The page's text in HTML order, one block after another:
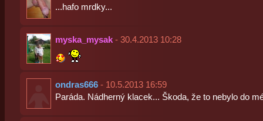
...hafo mrdky...
myska_mysak- 30.4.2013 10:28
ondras666- 10.5.2013 16:59
Paráda. Nádherný klacek... Škoda, že to nebylo do